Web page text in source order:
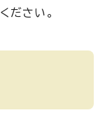
ださい。